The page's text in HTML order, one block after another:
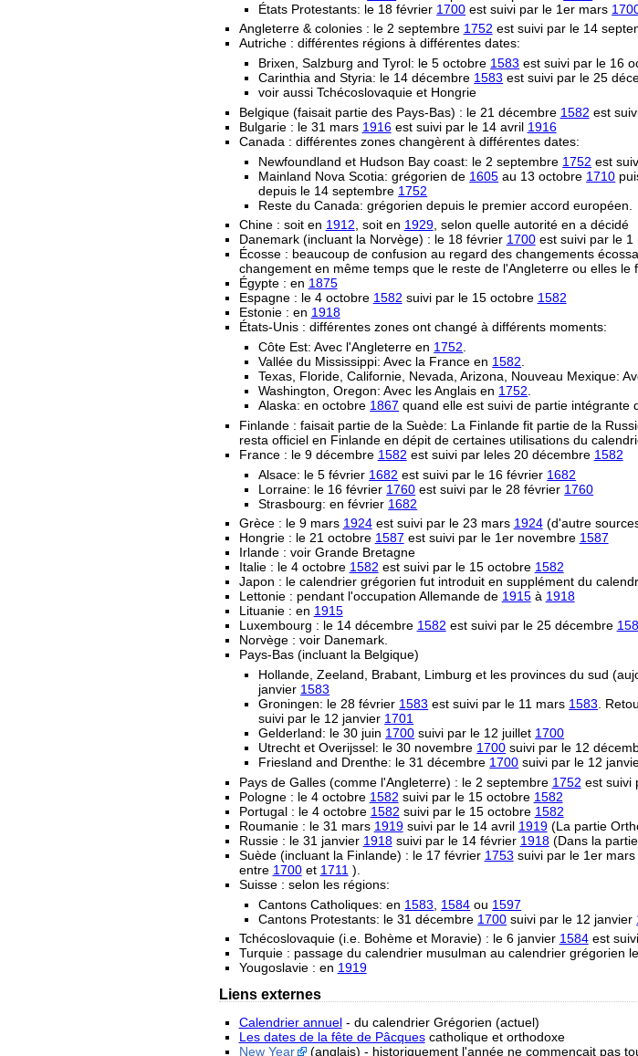
États Protestants: le 18 février 1700 est suivi par le 1er mars
Angleterre & colonies : le 2 septembre 1752 est suivi par le 14
Autriche : différentes régions à différentes dates:
Brixen, Salzburg and Tyrol: le 5 octobre 1583 est suivi par le 16
Carinthia and Styria: le 14 décembre 1583 est suivi par le 25
voir aussi Tchécoslovaquie et Hongrie
Belgique (faisait partie des Pays-Bas) : le 21 décembre 1582 est
Bulgarie : le 31 mars 1916est suivi par le 14 avril 1916
Canada : différentes zones changèrent à différentes dates:
Newfoundland et Hudson Bay coast: le 2 septembre 1752 est
Mainland Nova Scotia: grégorien de 1605 au 13 octobre 1710
depuis le 14 septembre 1752
Reste du Canada: grégorien depuis le premier accord européen.
Chine : soit en 1912, soit en 1929, selon quelle autorité en a décidé
Danemark (incluant la Norvège) : le 18 février 1700est suivi par le 1
Écosse : beaucoup de confusion au regard des changements
changement en même temps que le reste de l'Angleterre ou elles le
Égypte : en 1875
Espagne : le 4 octobre 1582 suivi par le 15 octobre 1582
Estonie : en 1918
États-Unis : différentes zones ont changé à différents moments:
Côte Est: Avec l'Angleterre en 1752.
Vallée du Mississippi: Avec la France en 1582.
Texas, Floride, Californie, Nevada, Arizona, Nouveau Mexique:
Washington, Oregon: Avec les Anglais en 1752.
Alaska: en octobre 1867 quand elle est suivi de partie intégrante
Finlande : faisait partie de la Suède: La Finlande fit partie de la
resta officiel en Finlande en dépit de certaines utilisations du
France : le 9 décembre 1582 est suivi par leles 20 décembre 1582
Alsace: le 5 février 1682 est suivi par le 16 février 1682
Lorraine: le 16 février 1760 est suivi par le 28 février 1760
Strasbourg: en février 1682
Grèce : le 9 mars 1924est suivi par le 23 mars 1924(d'autre
Hongrie : le 21 octobre 1587 est suivi par le 1er novembre 1587
Irlande : voir Grande Bretagne
Italie : le 4 octobre 1582 est suivi par le 15 octobre 1582
Japon : le calendrier grégorien fut introduit en supplément du
Lettonie : pendant l'occupation Allemande de 1915à 1918
Lituanie : en 1915
Luxembourg : le 14 décembre 1582 est suivi par le 25 décembre
Norvège : voir Danemark.
Pays-Bas (incluant la Belgique)
Hollande, Zeeland, Brabant, Limburg et les provinces du sud
janvier 1583
Groningen: le 28 février 1583 est suivi par le 11 mars 1583.
suivi par le 12 janvier 1701
Gelderland: le 30 juin 1700 suivi par le 12 juillet 1700
Utrecht et Overijssel: le 30 novembre 1700 suivi par le 12
Friesland and Drenthe: le 31 décembre 1700 suivi par le 12
Pays de Galles (comme l'Angleterre) : le 2 septembre 1752 est suivi
Pologne : le 4 octobre 1582 suivi par le 15 octobre 1582
Portugal : le 4 octobre 1582 suivi par le 15 octobre 1582
Roumanie : le 31 mars 1919suivi par le 14 avril 1919(La partie
Russie : le 31 janvier 1918suivi par le 14 février 1918(Dans la
Suède (incluant la Finlande) : le 17 février 1753 suivi par le 1er mars
entre 1700et 1711 ).
Suisse : selon les régions:
Cantons Catholiques: en 1583 1584 ou 1597
Cantons Protestants: le 31 décembre 1700 suivi par le 12 janvier
Tchécoslovaquie (i.e. Bohème et Moravie) : le 6 janvier 1584est
Turquie : passage du calendrier musulman au calendrier grégorien
Yougoslavie : en 1919
Liens externes
Calendrier annuel- du calendrier Grégorien (actuel)
Les dates de la fête de Pâcquescatholique et orthodoxe
New Year
(anglais) - historiquement l'année ne commençait pas